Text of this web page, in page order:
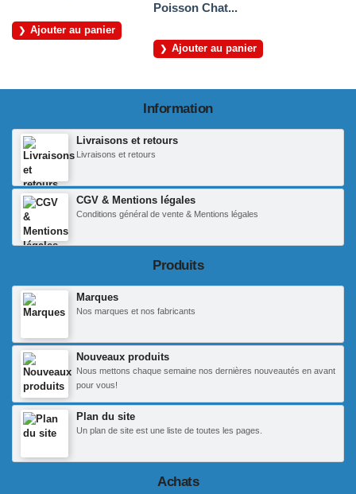
Ajouter au panier
Poisson Chat...
Ajouter au panier
Information
Livraisons et retours
Livraisons et retours
CGV & Mentions légales
Conditions général de vente & Mentions légales
Produits
Marques
Nos marques et nos fabricants
Nouveaux produits
Nous mettons chaque semaine nos dernières nouveautés en avant
pour vous!
Plan du site
Un plan de site est une liste de toutes les pages.
Achats